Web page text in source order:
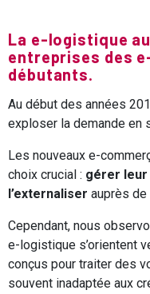
La e-logistique
entreprises des
débutants.
Au début des années
exploser la demande en
Les nouveaux e-
choix crucial : gérer leur
l’externaliser auprès
Cependant, nous
e-logistique s’orientent
conçus pour traiter des
souvent inadaptée aux